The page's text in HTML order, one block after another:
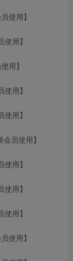
使用】
用】
用】
用】
用】
员使用】
用】
用】
用】
使用】